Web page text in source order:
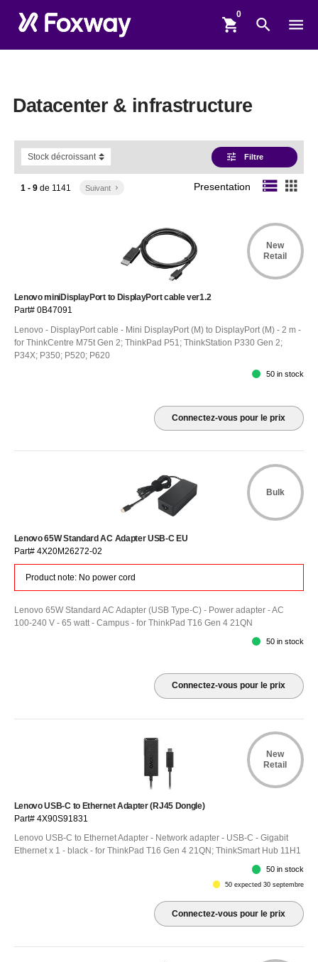
shopping_cart search menu
Datacenter & infrastructure
tune Filtre
1 - 9de 1141 Suivant keyboard_arrow_right Presentation storage apps
New
Retail
Lenovo miniDisplayPort to DisplayPort cable ver1.2
Part# 0B47091
Lenovo - DisplayPort cable - Mini DisplayPort (M) to DisplayPort (M) - 2 m -
for ThinkCentre M75t Gen 2; ThinkPad P51; ThinkStation P330 Gen 2;
P34X; P350; P520; P620
50 in stock
Connectez-vous pour le prix
Bulk
Lenovo 65W Standard AC Adapter USB-C EU
Part# 4X20M26272-02
Product note: No power cord
Lenovo 65W Standard AC Adapter (USB Type-C) - Power adapter - AC
100-240 V - 65 watt - Campus - for ThinkPad T16 Gen 4 21QN
50 in stock
Connectez-vous pour le prix
New
Retail
Lenovo USB-C to Ethernet Adapter (RJ45 Dongle)
Part# 4X90S91831
Lenovo USB-C to Ethernet Adapter - Network adapter - USB-C - Gigabit
Ethernet x 1 - black - for ThinkPad T16 Gen 4 21QN; ThinkSmart Hub 11H1
50 in stock
50 expected 30 septembre
Connectez-vous pour le prix